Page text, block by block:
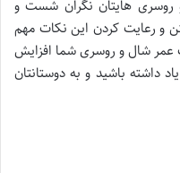
روسری هایتان نگران شست و
و رعایت کردن این نکات مهم
عمر شال و روسری شما افزایش
داشته باشید و به دوستانتان